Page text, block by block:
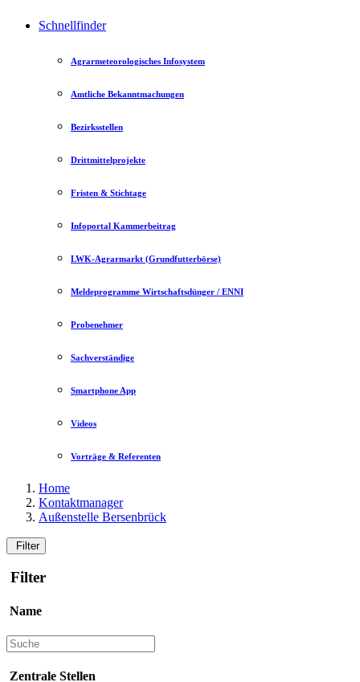
Schnellfinder
Agrarmeteorologisches Infosystem
Amtliche Bekanntmachungen
Bezirksstellen
Drittmittelprojekte
Fristen & Stichtage
Infoportal Kammerbeitrag
LWK-Agrarmarkt (Grundfutterbörse)
Meldeprogramme Wirtschaftsdünger / ENNI
Probenehmer
Sachverständige
Smartphone App
Videos
Vorträge & Referenten
Home
Kontaktmanager
Außenstelle Bersenbrück
Filter
Filter
Name
Zentrale Stellen